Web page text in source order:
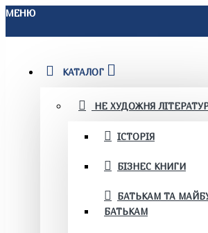
МЕНЮ
КАТАЛОГ
НЕ ХУДОЖНЯ
ІСТОРІЯ
БІЗНЕС КНИГИ
БАТЬКАМ ТА
БАТЬКАМ